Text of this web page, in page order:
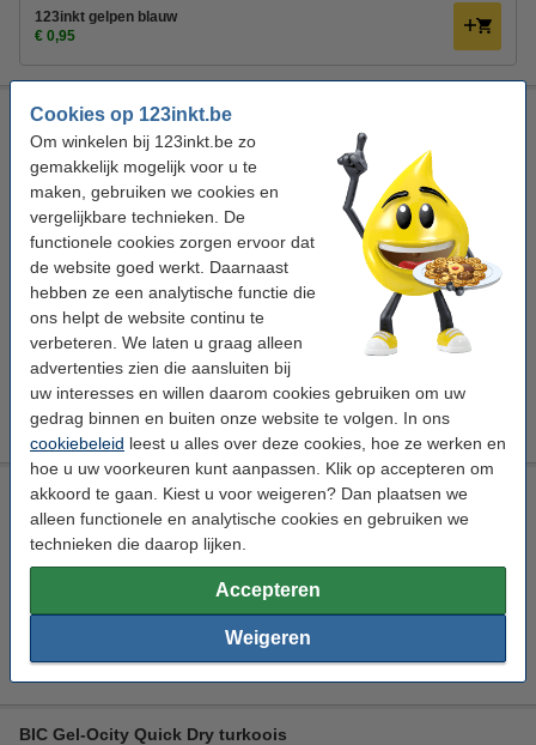
Cookies op 123inkt.be
Om winkelen bij 123inkt.be zo
gemakkelijk mogelijk voor u te
maken, gebruiken we cookies en
vergelijkbare technieken. De
functionele cookies zorgen ervoor dat
de website goed werkt. Daarnaast
hebben ze een analytische functie die
ons helpt de website continu te
verbeteren. We laten u graag alleen
advertenties zien die aansluiten bij
uw interesses en willen daarom cookies gebruiken om uw
gedrag binnen en buiten onze website te volgen. In ons
cookiebeleid leest u alles over deze cookies, hoe ze werken en
hoe u uw voorkeuren kunt aanpassen. Klik op accepteren om
akkoord te gaan. Kiest u voor weigeren? Dan plaatsen we
alleen functionele en analytische cookies en gebruiken we
technieken die daarop lijken.
Accepteren
Weigeren
123inkt gelpen blauw
€ 0,95
BIC Gel-Ocity Quick Dry rood
BIC rood rood
Bekijk de specificaties en omschrijving
Direct leverbaar
Morgen in huis
€ 2,50 Bestellen
Bespaar met het 123inkt huismerk
123inkt gelpen rood
€ 0,95
BIC Gel-Ocity Quick Dry groen
BIC groen groen 0,3 mm
Bekijk de specificaties en omschrijving
Beperkte voorraad
BIC Gel-Ocity Quick Dry turkoois